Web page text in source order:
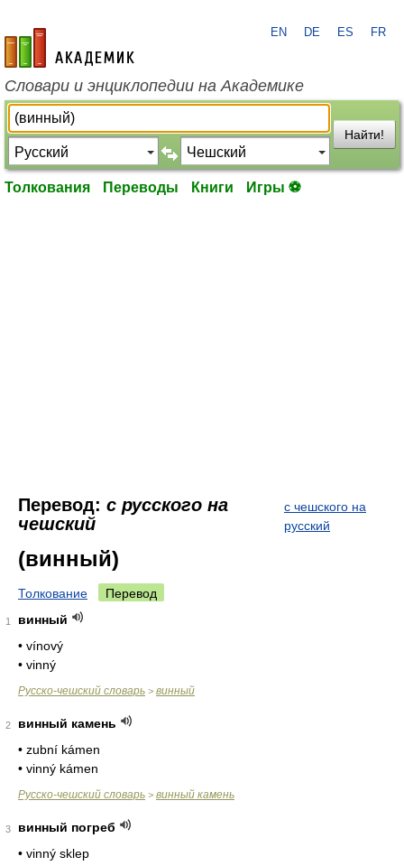
academic.ru
EN DE ES FR
Словари и энциклопедии на Академике
Найти!
Толкования Переводы Книги Игры ⚽
Перевод: с русского на
чешский
с чешского на
русский
(винный)
Толкование Перевод
1
винный
• vínový
• vinný
Русско-чешский словарь > винный
2
винный камень
• zubní kámen
• vinný kámen
Русско-чешский словарь > винный камень
3
винный погреб
• vinný sklep